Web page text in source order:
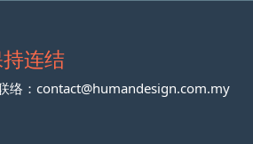
连结
络：contact@humandesign.com.my